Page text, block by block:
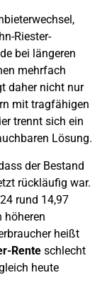
Riester-
bei längeren
mehrfach
daher nicht nur
mit tragfähigen
trennt sich ein
Lösung.
der Bestand
rückläufig war.
rund 14,97
höheren
heißt
Rente schlecht
heute